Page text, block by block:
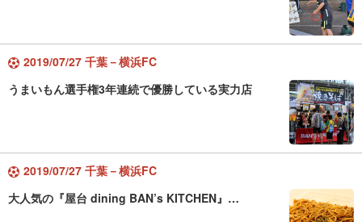
2019/07/27 千葉－横浜FC
うまいもん選手権3年連続で優勝している実力店
2019/07/27 千葉－横浜FC
大人気の『屋台 dining BAN’s KITCHEN』…